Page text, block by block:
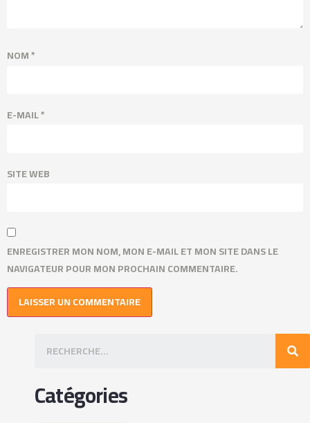
NOM*
E-MAIL*
SITE WEB
ENREGISTRER MON NOM, MON E-MAIL ET MON SITE DANS LE
NAVIGATEUR POUR MON PROCHAIN COMMENTAIRE.
Catégories